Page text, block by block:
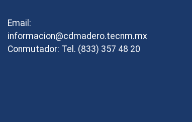
Email:
informacion@cdmadero.tecnm.mx
Conmutador: Tel. (833) 357 48 20